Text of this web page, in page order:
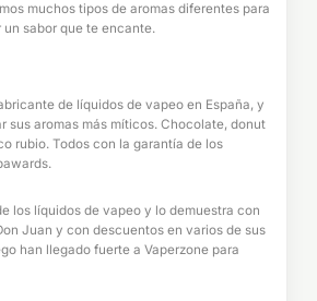
muchos tipos de aromas diferentes para
sabor que te encante.
de líquidos de vapeo en España, y
sus aromas más míticos. Chocolate, donut
rubio. Todos con la garantía de los
los líquidos de vapeo y lo demuestra con
Juan y con descuentos en varios de sus
han llegado fuerte a Vaperzone para